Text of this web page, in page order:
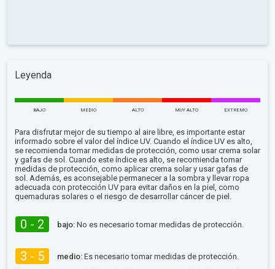
Leyenda
BAJO MEDIO ALTO MUY ALTO EXTREMO
Para disfrutar mejor de su tiempo al aire libre, es importante estar
informado sobre el valor del índice UV. Cuando el índice UV es alto,
se recomienda tomar medidas de protección, como usar crema solar
y gafas de sol. Cuando este índice es alto, se recomienda tomar
medidas de protección, como aplicar crema solar y usar gafas de
sol. Además, es aconsejable permanecer a la sombra y llevar ropa
adecuada con protección UV para evitar daños en la piel, como
quemaduras solares o el riesgo de desarrollar cáncer de piel.
0 - 2 bajo: No es necesario tomar medidas de protección.
3 - 5 medio: Es necesario tomar medidas de protección.